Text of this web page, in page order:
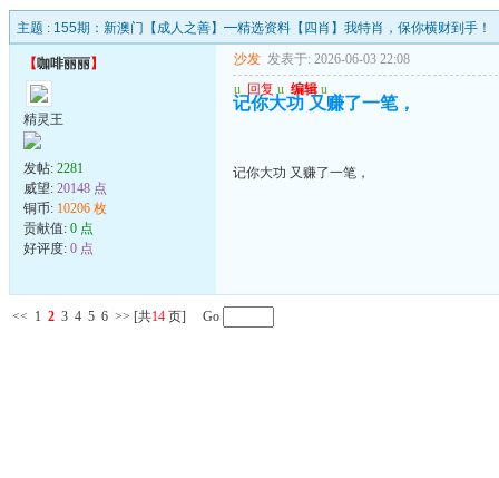
主题 : 155期：新澳门【成人之善】━精选资料【四肖】我特肖，保你横财到手！
【咖啡丽丽】
精灵王
发帖: 2281
威望: 20148 点
铜币: 10206 枚
贡献值: 0 点
好评度: 0 点
沙发 发表于: 2026-06-03 22:08
u 回复 u 编辑 u
记你大功 又赚了一笔，
记你大功 又赚了一笔，
<< 1 2 3 4 5 6 >> [共14 页] Go